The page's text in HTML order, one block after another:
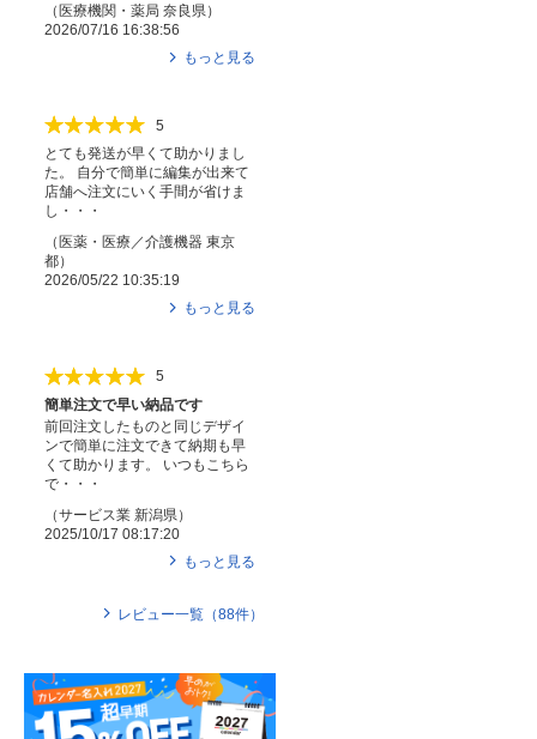
（医療機関・薬局 奈良県 ）
2026/07/16 16:38:56
もっと見る
5
とても発送が早くて助かりまし
た。 自分で簡単に編集が出来て
店舗へ注文にいく手間が省けま
し・・・
（ 医薬・医療／介護機器 東京
都）
2026/05/22 10:35:19
もっと見る
5
簡単注文で早い納品です
前回注文したものと同じデザイ
ンで簡単に注文できて納期も早
くて助かります。 いつもこちら
で・・・
（サービス業 新潟県 ）
2025/10/17 08:17:20
もっと見る
レビュー一覧（88件）